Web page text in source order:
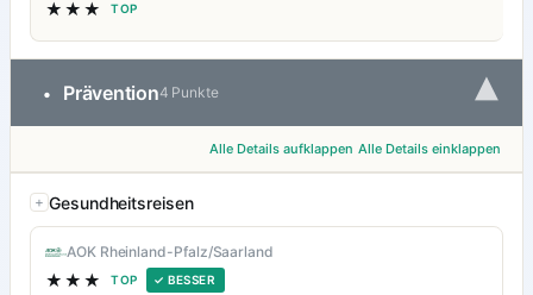
★★★ TOP
• Prävention4 Punkte ▾
Alle Details aufklappen Alle Details einklappen
Gesundheitsreisen
AOK Rheinland-Pfalz/Saarland
★★★ TOP ✓ BESSER